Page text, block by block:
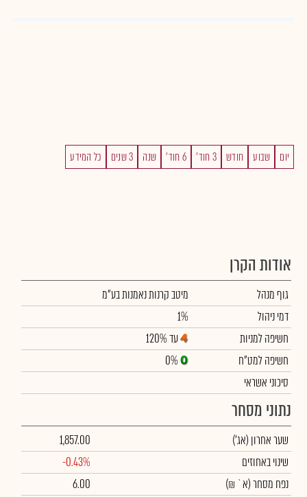
יום שבוע חודש 3 חוד' 6 חוד' שנה 3 שנים כל המידע
אודות הקרן
גוף מנהל
מיטב קרנות נאמנות בע"מ
דמי ניהול
1%
חשיפה למניות
עד 120%
חשיפה למט"ח
0%
סיכוני אשראי
נתוני מסחר
שער אחרון (אג')
1,857.00
שינוי באחוזים
-0.43%
נפח מסחר(א` ₪)
6.00